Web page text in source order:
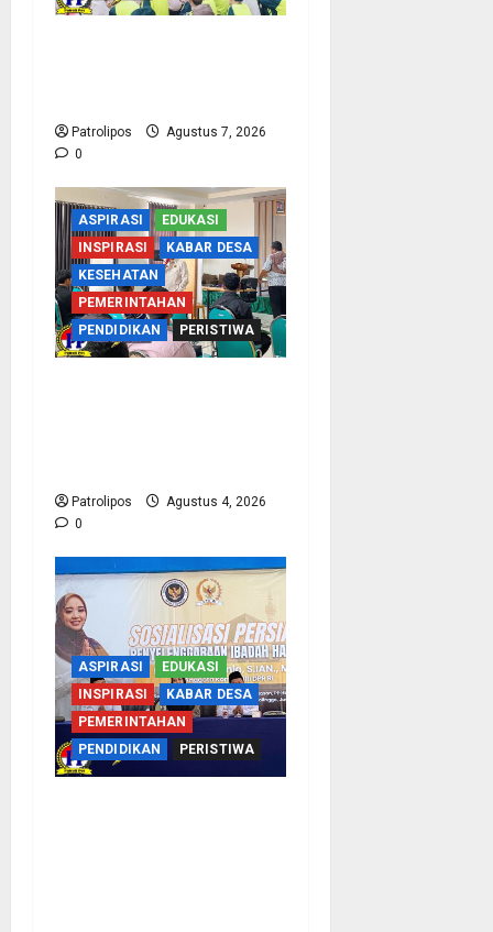
Patrolipos
Agustus 7, 2026
0
ASPIRASI
EDUKASI
INSPIRASI
KABAR DESA
KESEHATAN
PEMERINTAHAN
PENDIDIKAN
PERISTIWA
Patrolipos
Agustus 4, 2026
0
ASPIRASI
EDUKASI
INSPIRASI
KABAR DESA
PEMERINTAHAN
PENDIDIKAN
PERISTIWA